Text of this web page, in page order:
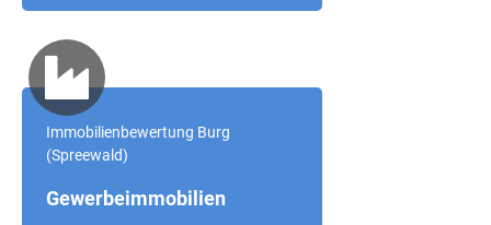
Immobilienbewertung Burg
(Spreewald)
Gewerbeimmobilien